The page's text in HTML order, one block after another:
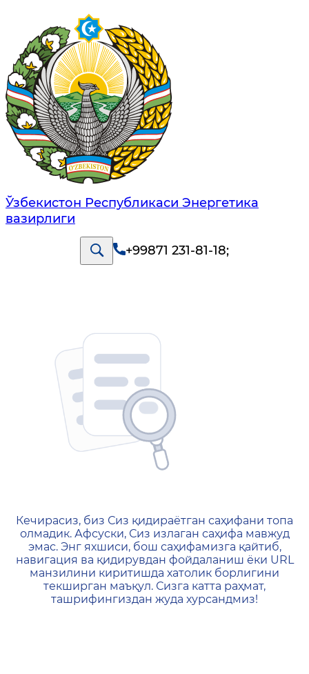
Ўзбекистон Республикаси Энергетика
вазирлиги
+99871 231-81-18;
404 — Страница не
Кечирасиз, биз Сиз қидираётган саҳифани топа
олмадик. Афсуски, Сиз излаган саҳифа мавжуд
эмас. Энг яхшиси, бош саҳифамизга қайтиб,
навигация ва қидирувдан фойдаланиш ёки URL
манзилини киритишда хатолик борлигини
текширган маъқул. Сизга катта раҳмат,
ташрифингиздан жуда хурсандмиз!